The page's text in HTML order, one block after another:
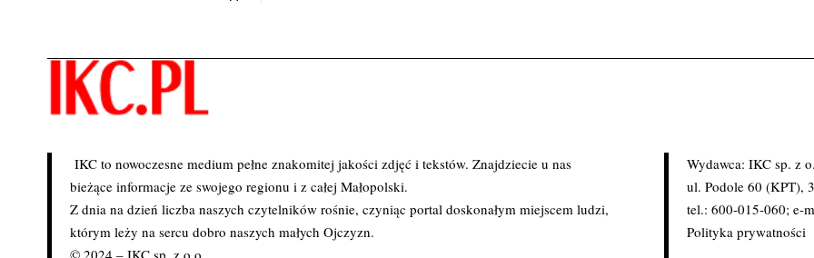
IKC to nowoczesne medium pełne znakomitej jakości zdjęć i tekstów. Znajdziecie u nas
bieżące informacje ze swojego regionu i z całej Małopolski.
Z dnia na dzień liczba naszych czytelników rośnie, czyniąc portal doskonałym miejscem ludzi,
którym leży na sercu dobro naszych małych Ojczyzn.
© 2024 – IKC sp. z o.o.
Wydawca: IKC sp. z
ul. Podole 60 (KPT),
tel.: 600-015-060; e-
Polityka prywatności